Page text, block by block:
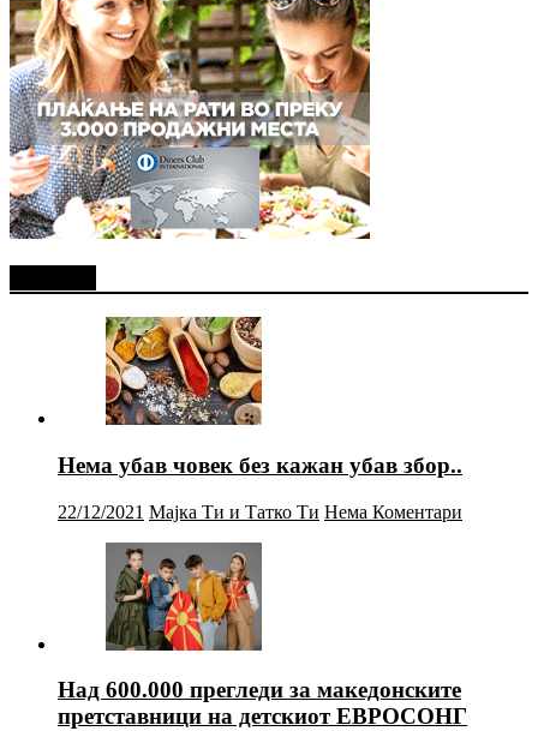
Нема убав човек без кажан убав збор..
22/12/2021 Мајка Ти и Татко Ти Нема Коментари
Над 600.000 прегледи за македонските
претставници на детскиот ЕВРОСОНГ